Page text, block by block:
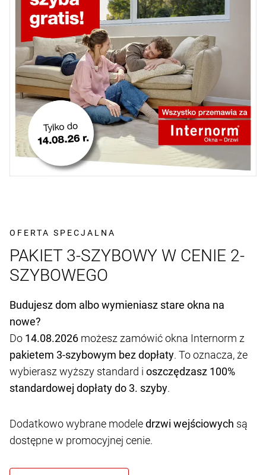
OFERTA SPECJALNA
PAKIET 3-SZYBOWY W CENIE 2-
SZYBOWEGO
Budujesz dom albo wymieniasz stare okna na
nowe?
Do 14.08.2026 możesz zamówić okna Internorm z
pakietem 3-szybowym bez dopłaty. To oznacza, że
wybierasz wyższy standard i oszczędzasz 100%
standardowej dopłaty do 3. szyby.
Dodatkowo wybrane modeledrzwi wejściowych są
dostępne w promocyjnej cenie.